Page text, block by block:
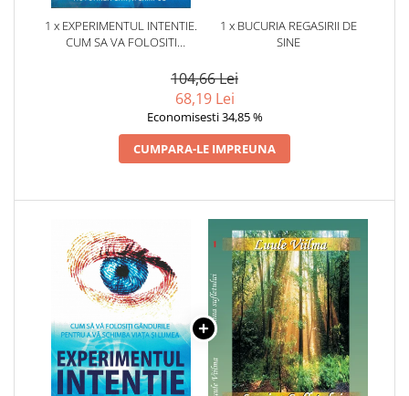
1 x EXPERIMENTUL INTENTIE.
CUM SA VA FOLOSITI
SCHIMBA VIATA SI LUMEA
1 x BUCURIA REGASIRII DE
SINE
104,66 Lei
68,19 Lei
Economisesti 34,85 %
CUMPARA-LE IMPREUNA